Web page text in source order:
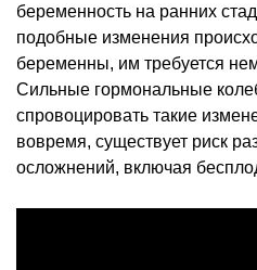
беременность на ранних
подобные изменения
беременны, им требуется
Сильные гормональные
спровоцировать такие
вовремя, существует риск
осложнений, включая